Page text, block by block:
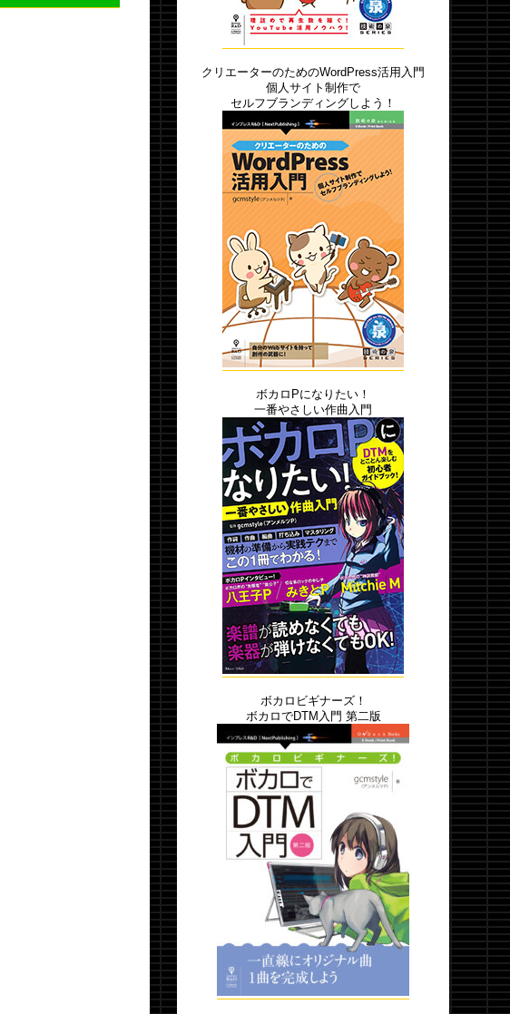
クリエーターのためのWordPress活用入門
個人サイト制作で
セルフブランディングしよう！
ボカロPになりたい！
一番やさしい作曲入門
ボカロビギナーズ！
ボカロでDTM入門 第二版